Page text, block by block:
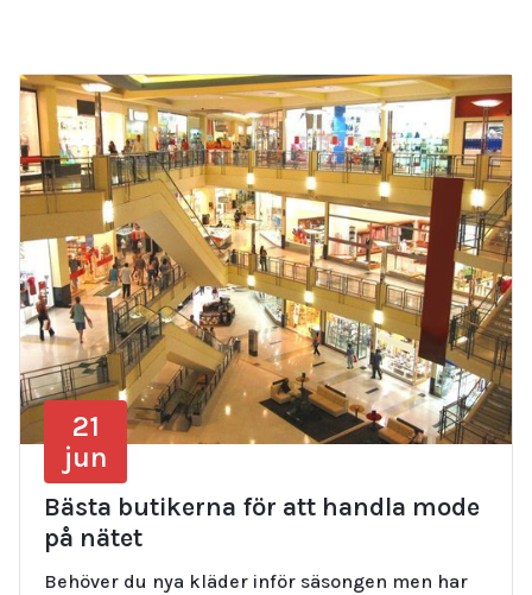
21
jun
Bästa butikerna för att handla mode
på nätet
Behöver du nya kläder inför säsongen men har